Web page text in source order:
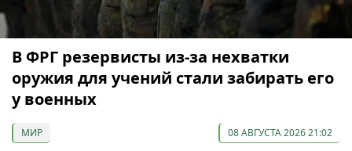
В ФРГ резервисты из-за нехватки
оружия для учений стали забирать его
у военных
МИР 08 АВГУСТА 2026 21:02